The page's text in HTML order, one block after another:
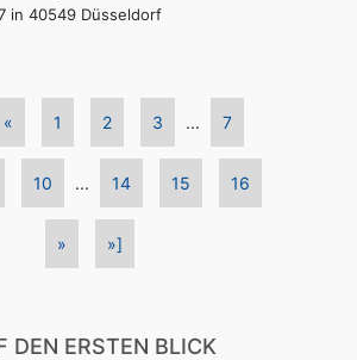
in 40549 Düsseldorf
« 1 2 3 ... 7
10 ... 14 15 16
» »]
DEN ERSTEN BLICK